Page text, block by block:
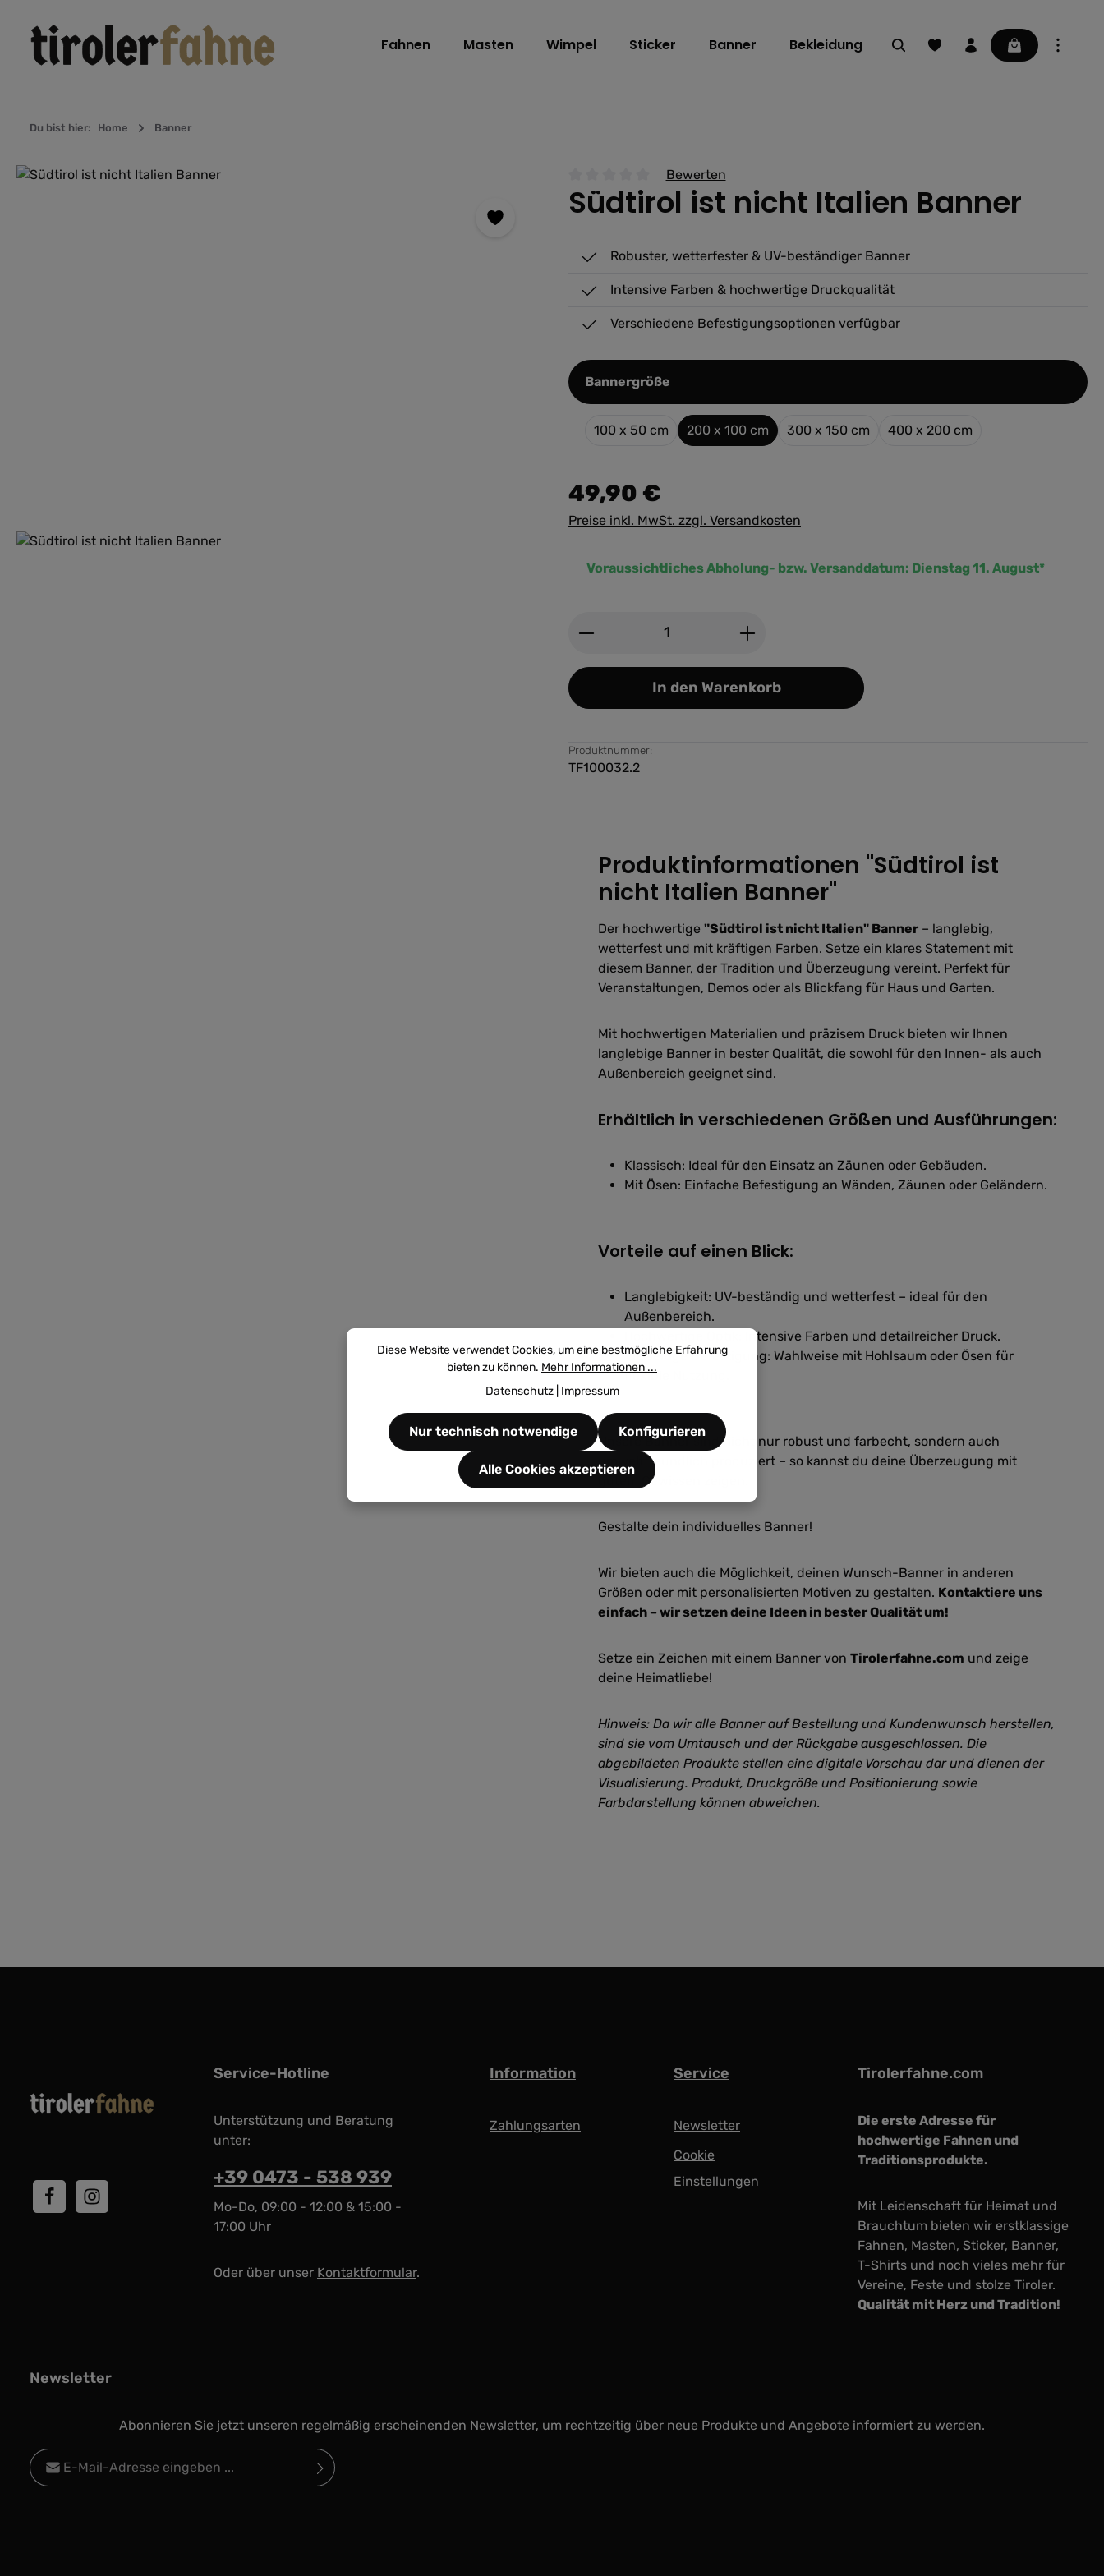
Fahnen Masten Wimpel Sticker Banner Bekleidung Du hast 0 Produkte auf dem
Warenkorb
Du bist hier: Home Banner
Bildergalerie überspringen
Durchschnittliche Bewertung von 0 von 5 Sternen
Bewerten
Südtirol ist nicht Italien Banner
Robuster, wetterfester & UV-beständiger Banner
Intensive Farben & hochwertige Druckqualität
Verschiedene Befestigungsoptionen verfügbar
Bannergröße
100 x 50 cm 200 x 100 cm 300 x 150 cm 400 x 200 cm
Produkt Anzahl: Gib den gewünschten Wert ein oder
In den Warenkorb
Voraussichtliches Abholung- bzw. Versanddatum: Dienstag 11. August*
49,90 €
Preise inkl. MwSt. zzgl. Versandkosten
Produktnummer:
TF100032.2
Produktinformationen "Südtirol ist
nicht Italien Banner"
Der hochwertige "Südtirol ist nicht Italien" Banner – langlebig,
wetterfest und mit kräftigen Farben. Setze ein klares Statement mit
diesem Banner, der Tradition und Überzeugung vereint. Perfekt für
Veranstaltungen, Demos oder als Blickfang für Haus und Garten.
Mit hochwertigen Materialien und präzisem Druck bieten wir Ihnen
langlebige Banner in bester Qualität, die sowohl für den Innen- als auch
Außenbereich geeignet sind.
Erhältlich in verschiedenen Größen und Ausführungen:
Klassisch: Ideal für den Einsatz an Zäunen oder Gebäuden.
Mit Ösen: Einfache Befestigung an Wänden, Zäunen oder Geländern.
Vorteile auf einen Blick:
Langlebigkeit: UV-beständig und wetterfest – ideal für den
Außenbereich.
Hochwertige Optik: Intensive Farben und detailreicher Druck.
Vielseitige Befestigung: Wahlweise mit Hohlsaum oder Ösen für
flexible Nutzung.
Unsere Banner sind nicht nur robust und farbecht, sondern auch
umweltfreundlich produziert – so kannst du deine Überzeugung mit
gutem Gewissen zeigen.
Gestalte dein individuelles Banner!
Wir bieten auch die Möglichkeit, deinen Wunsch-Banner in anderen
Größen oder mit personalisierten Motiven zu gestalten. Kontaktiere uns
einfach – wir setzen deine Ideen in bester Qualität um!
Setze ein Zeichen mit einem Banner von Tirolerfahne.com und zeige
deine Heimatliebe!
Hinweis: Da wir alle Banner auf Bestellung und Kundenwunsch herstellen,
sind sie vom Umtausch und der Rückgabe ausgeschlossen. Die
abgebildeten Produkte stellen eine digitale Vorschau dar und dienen der
Visualisierung. Produkt, Druckgröße und Positionierung sowie
Farbdarstellung können abweichen.
Service-Hotline
Unterstützung und Beratung
unter:
+39 0473 - 538 939
Mo-Do, 09:00 - 12:00 & 15:00 -
17:00 Uhr
Oder über unser Kontaktformular.
Information
Zahlungsarten
Service
Newsletter
Cookie
Einstellungen
Tirolerfahne.com
Die erste Adresse für
hochwertige Fahnen und
Traditionsprodukte.
Mit Leidenschaft für Heimat und
Brauchtum bieten wir erstklassige
Fahnen, Masten, Sticker, Banner,
T-Shirts und noch vieles mehr für
Vereine, Feste und stolze Tiroler.
Qualität mit Herz und Tradition!
Newsletter
Abonnieren Sie jetzt unseren regelmäßig erscheinenden Newsletter, um rechtzeitig über neue Produkte und Angebote informiert zu werden.
E-Mail-Adresse*
Diese Website verwendet Cookies, um eine bestmögliche Erfahrung
bieten zu können. Mehr Informationen ...
Datenschutz| Impressum
Nur technisch notwendige Konfigurieren
Alle Cookies akzeptieren